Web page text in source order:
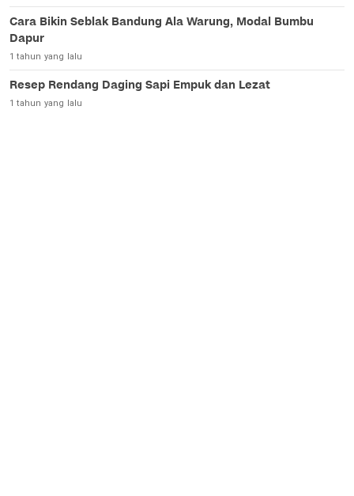
Cara Bikin Seblak Bandung Ala Warung, Modal Bumbu
Dapur
1 tahun yang lalu
Resep Rendang Daging Sapi Empuk dan Lezat
1 tahun yang lalu